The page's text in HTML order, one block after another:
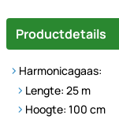
Productdetails
Harmonicagaas:
Lengte: 25 m
Hoogte: 100 cm